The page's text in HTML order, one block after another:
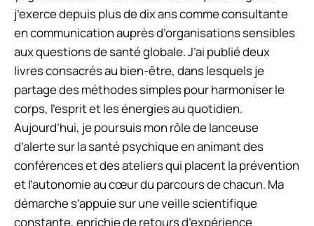
j’exerce depuis plus de dix ans comme consultante
en communication auprès d’organisations sensibles
aux questions de santé globale. J’ai publié deux
livres consacrés au bien-être, dans lesquels je
partage des méthodes simples pour harmoniser le
corps, l’esprit et les énergies au quotidien.
Aujourd’hui, je poursuis mon rôle de lanceuse
d’alerte sur la santé psychique en animant des
conférences et des ateliers qui placent la prévention
et l’autonomie au cœur du parcours de chacun. Ma
démarche s’appuie sur une veille scientifique
constante, enrichie de retours d’expérience